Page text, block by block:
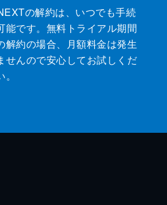
の解約は、いつでも手続
能です。無料トライアル期間
解約の場合、月額料金は発生
せんので安心してお試しくだ